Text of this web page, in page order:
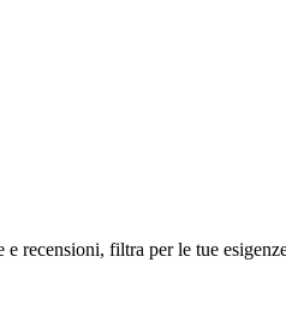
filtra per le tue